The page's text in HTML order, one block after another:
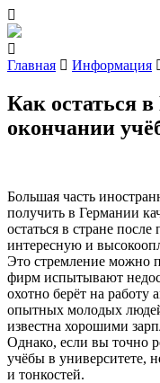
Главная Информация
Как остаться
окончании
Большая часть
получить в Германии
остаться в стране
интересную и
Это стремление можно
фирм испытывают
охотно берёт на работу
опытных молодых
известна хорошими
Однако, если вы точно
учёбы в университете,
и тонкостей.